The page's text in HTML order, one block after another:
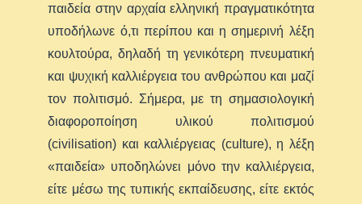
παιδεία στην αρχαία ελληνική πραγματικότητα
υποδήλωνε ό,τι περίπου και η σημερινή λέξη
κουλτούρα, δηλαδή τη γενικότερη πνευματική
και ψυχική καλλιέργεια του ανθρώπου και μαζί
τον πολιτισμό. Σήμερα, με τη σημασιολογική
διαφοροποίηση υλικού πολιτισμού
(civilisation) και καλλιέργειας (culture), η λέξη
«παιδεία» υποδηλώνει μόνο την καλλιέργεια,
είτε μέσω της τυπικής εκπαίδευσης, είτε εκτός